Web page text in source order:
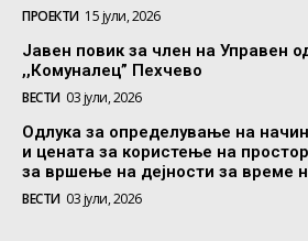
ПРОЕКТИ 15 јули, 2026
Јавен повик за член на Управен
,,Комуналец” Пехчево
ВЕСТИ 03 јули, 2026
Одлука за определување на
и цената за користење на
за вршење на дејности за време
ВЕСТИ 03 јули, 2026